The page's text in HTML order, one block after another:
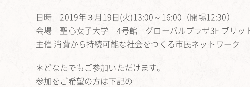
日時 2019年３月19日(火)13:00～16:00（開場12:30）
会場 聖心女子大学 4号館 グローバルプラザ3F ブリッ
主催 消費から持続可能な社会をつくる市民ネットワーク
＊どなたでもご参加いただけます。
参加をご希望の方は下記の